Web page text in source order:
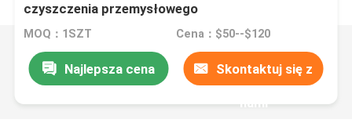
czyszczenia przemysłowego
MOQ：1SZT Cena：$50--$120
Najlepsza cena Skontaktuj się z
nami